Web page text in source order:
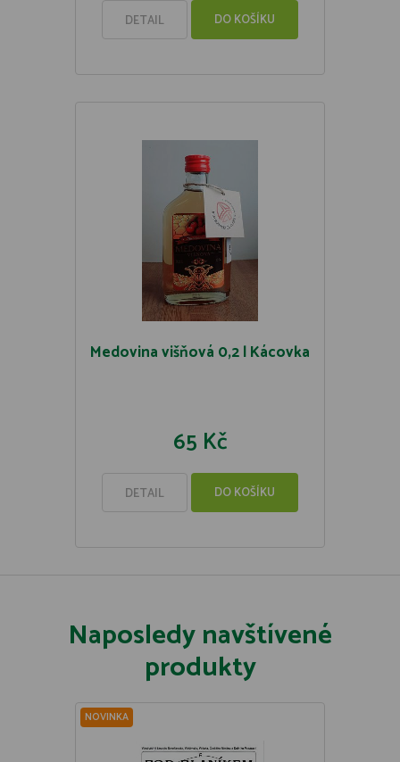
DETAIL DO KOŠÍKU
Medovina višňová 0,2 l Kácovka
65 Kč
DETAIL DO KOŠÍKU
Naposledy navštívené
produkty
NOVINKA